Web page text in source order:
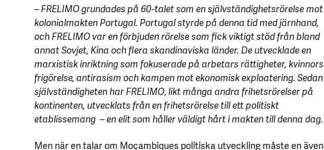
– FRELIMO grundades på 60-talet som en självständighetsrörelse mot
kolonialmakten Portugal. Portugal styrde på denna tid med järnhand,
och FRELIMO var en förbjuden rörelse som fick viktigt stöd från bland
annat Sovjet, Kina och flera skandinaviska länder. De utvecklade en
marxistisk inriktning som fokuserade på arbetars rättigheter, kvinnors
frigörelse, antirasism och kampen mot ekonomisk exploatering. Sedan
självständigheten har FRELIMO,likt många andra frihetsrörelser på
kontinenten, utvecklats från en frihetsrörelse till ett politiskt
etablissemang – en elit som håller väldigt hårt i makten till denna dag.
Men när en talar om Moçambiques politiska utveckling måste en även